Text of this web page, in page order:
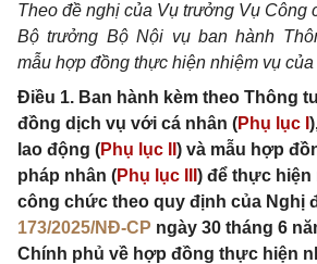
Theo đề nghị của Vụ trưởng Vụ Công
Bộ trưởng Bộ Nội vụ ban hành
mẫu hợp đồng thực hiện nhiệm vụ
Điều 1. Ban hành kèm theo Thông
đồng dịch vụ với cá nhân (Phụ lục I
lao động (Phụ lục II ) và mẫu hợp
pháp nhân (Phụ lục III ) để thực hiện
công chức theo quy định của Nghị
173/2025/NĐ-CP ngày 30 tháng 6
Chính phủ về hợp đồng thực hiện